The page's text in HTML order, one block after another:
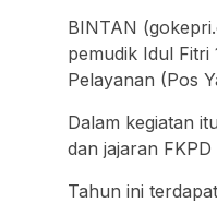
BINTAN
pemudik Idul
Pelayanan (Pos
Dalam kegiatan
dan jajaran
Tahun ini